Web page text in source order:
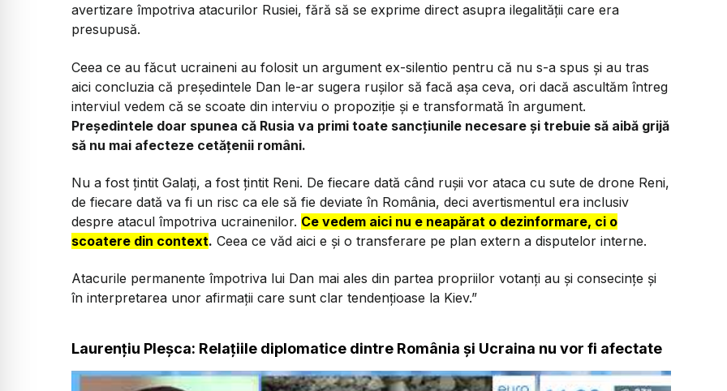
avertizare împotriva atacurilor Rusiei, fără să se exprime direct asupra ilegalității care era
presupusă.
Ceea ce au făcut ucraineni au folosit un argument ex-silentio pentru că nu s-a spus și au tras
aici concluzia că președintele Dan le-ar sugera rușilor să facă așa ceva, ori dacă ascultăm întreg
interviul vedem că se scoate din interviu o propoziție și e transformată în argument.
Președintele doar spunea că Rusia va primi toate sancțiunile necesare și trebuie să aibă grijă
să nu mai afecteze cetățenii români.
Nu a fost țintit Galați, a fost țintit Reni. De fiecare dată când rușii vor ataca cu sute de drone Reni,
de fiecare dată va fi un risc ca ele să fie deviate în România, deci avertismentul era inclusiv
despre atacul împotriva ucrainenilor. Ce vedem aici nu e neapărat o dezinformare, ci o
scoatere din context. Ceea ce văd aici e și o transferare pe plan extern a disputelor interne.
Atacurile permanente împotriva lui Dan mai ales din partea propriilor votanți au și consecințe și
în interpretarea unor afirmații care sunt clar tendențioase la Kiev.”
Laurențiu Pleșca: Relațiile diplomatice dintre România și Ucraina nu vor fi afectate